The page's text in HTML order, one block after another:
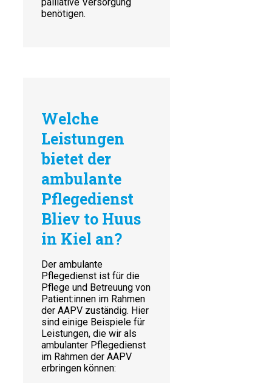
palliative Versorgung
benötigen.
Welche
Leistungen
bietet der
ambulante
Pflegedienst
Bliev to Huus
in Kiel an?
Der ambulante
Pflegedienst ist für die
Pflege und Betreuung von
Patient:innen im Rahmen
der AAPV zuständig. Hier
sind einige Beispiele für
Leistungen, die wir als
ambulanter Pflegedienst
im Rahmen der AAPV
erbringen können: